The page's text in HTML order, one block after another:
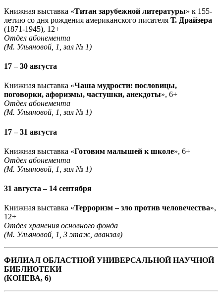
Книжная выставка «Титан зарубежной литературы» к 155-
летию со дня рождения американского писателя Т. Драйзера
(1871-1945), 12+
Отдел абонемента
(М. Ульяновой, 1, зал № 1)
17 – 30 августа
Книжная выставка «Чаша мудрости: пословицы,
поговорки, афоризмы, частушки, анекдоты», 6+
Отдел абонемента
(М. Ульяновой, 1, зал № 1)
17 – 31 августа
Книжная выставка «Готовим малышей к школе», 6+
Отдел абонемента
(М. Ульяновой, 1, зал № 1)
31 августа – 14 сентября
Книжная выставка «Терроризм – зло против человечества»,
12+
Отдел хранения основного фонда
(М. Ульяновой, 1, 3 этаж, аванзал)
ФИЛИАЛ ОБЛАСТНОЙ УНИВЕРСАЛЬНОЙ НАУЧНОЙ
БИБЛИОТЕКИ
(КОНЕВА, 6)